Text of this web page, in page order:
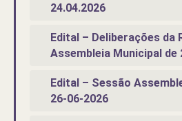
24.04.2026
Edital – Deliberações da
Assembleia Municipal de
Edital – Sessão
26-06-2026